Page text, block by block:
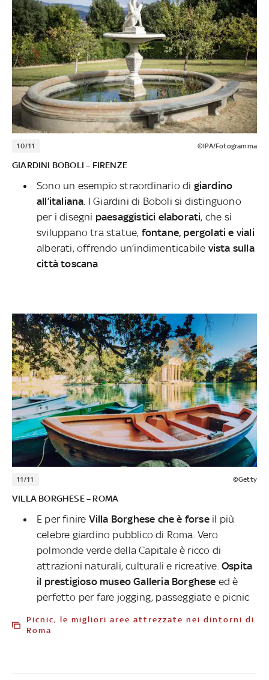
10/11 ©IPA/Fotogramma
GIARDINI BOBOLI – FIRENZE
Sono un esempio straordinario di giardino
all’italiana. I Giardini di Boboli si distinguono
per i disegni paesaggistici elaborati, che si
sviluppano tra statue, fontane, pergolati e viali
alberati, offrendo un’indimenticabile vista sulla
città toscana
11/11 ©Getty
VILLA BORGHESE – ROMA
E per finire Villa Borghese che è forseil più
celebre giardino pubblico di Roma. Vero
polmonde verde della Capitale è ricco di
attrazioni naturali, culturali e ricreative. Ospita
il prestigioso museo Galleria Borghese ed è
perfetto per fare jogging, passeggiate e picnic
Picnic, le migliori aree attrezzate nei dintorni di
Roma